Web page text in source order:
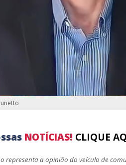
NOTÍCIAS! CLIQUE
representa a opinião do veículo de